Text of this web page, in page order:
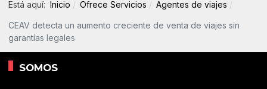
Está aquí: Inicio Ofrece Servicios Agentes de viajes
CEAV detecta un aumento creciente de venta de viajes sin
garantías legales
SOMOS